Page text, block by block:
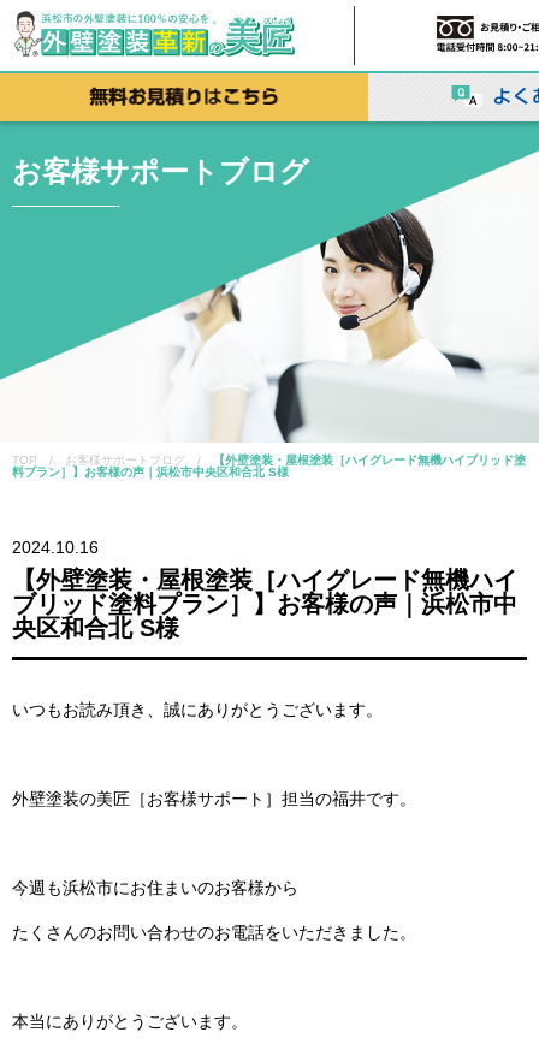
お客様サポートブログ
TOP / お客様サポートブログ /
【外壁塗装・屋根塗装［ハイグレード無機ハイブリッド塗
料プラン］】お客様の声｜浜松市中央区和合北 S様
2024.10.16
【外壁塗装・屋根塗装［ハイグレード無機ハイ
ブリッド塗料プラン］】お客様の声｜浜松市中
央区和合北 S様
いつもお読み頂き、誠にありがとうございます。
外壁塗装の美匠［お客様サポート］担当の福井です。
今週も浜松市にお住まいのお客様から
たくさんのお問い合わせのお電話をいただきました。
本当にありがとうございます。